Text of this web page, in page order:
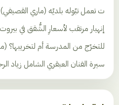
ت تعمل تبّوله بلديّه (ماري القصيفي)
إنهيار مرتقب لأسعارِ الشُّقق في بيروت
للتخرّج من المدرسة أم لتخريبها؟
سيرة الفنان العبقري الشامل زياد